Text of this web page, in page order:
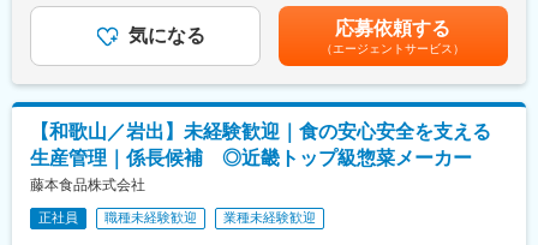
・品質管理課：各工場2名体制／年齢構成：20代～50代
※20代女性社員が多く活躍中
・全体構成
次長：50代／1名、課長：40代／1名、係長：30代／1名、メンバ
ー：20代～50代／14名
※今回はメンバークラスでの募集ですが、担当者 → 係長 → 課長
→ 次長と、管理職を目指せるキャリアパスも用意されています。
＜同社について＞
■こだわり
約10社程のお客様を担当し、日々お客様と関係構築を行い「新し
い設備を導入したい」などご要望に合わせたご提案を行います！
ような信頼関係を築くことがポイント
◆内勤：外出＝6：4 ※週3～4日は半日顧客先を回り、帰社して見
積作成やメール処理などを行うイメージ
◆単価…数千万～数億規模もあり（事例：大手企業が約300億規
模の新設備を導入する場合、バルブも大量に必要になるので3～6
億ほどの売上になる）
によって決定します。■昇給・賞与あり※賞与は業績によって変動
します。賃金はあくまでも目安の金額であり、選考を通じて上下
する可能性があります。月給(月額)は固定手当を含めた表記です。
気になる 応募依頼する
（エージェントサービス）
【和歌山／岩出】未経験歓迎｜食の安心安全を支える
生産管理｜係長候補 ◎近畿トップ級惣菜メーカー
藤本食品株式会社
正社員 職種未経験歓迎 業種未経験歓迎